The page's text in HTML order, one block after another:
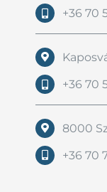
+36 70
+36 70
8000
+36 70